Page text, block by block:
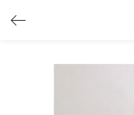
ΕΊΣΟΔΟΣ
Εισάγετε το